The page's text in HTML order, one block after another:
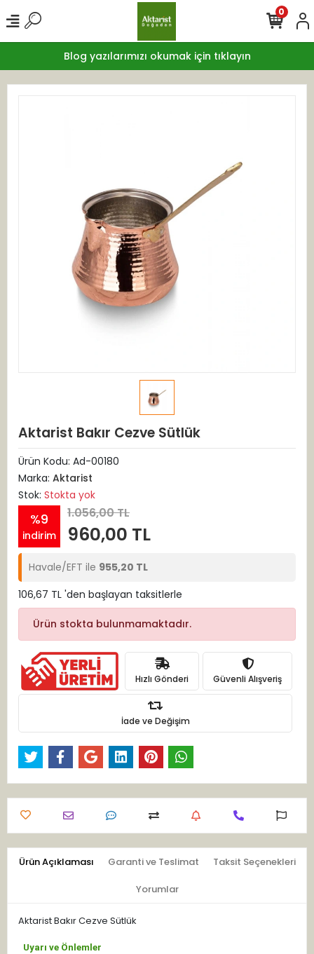
Blog yazılarımızı okumak için tıklayın
0
Aktarist Bakır Cezve Sütlük
Ürün Kodu: Ad-00180
Marka: Aktarist
Stok: Stokta yok
%9
indirim
1.056,00 TL
960,00 TL
Havale/EFT ile 955,20 TL
106,67 TL 'den başlayan taksitlerle
Ürün stokta bulunmamaktadır.
Hızlı Gönderi Güvenli Alışveriş
İade ve Değişim
Ürün Açıklaması Garanti ve Teslimat Taksit Seçenekleri
Yorumlar
Aktarist Bakır Cezve Sütlük
Uyarı ve Önlemler